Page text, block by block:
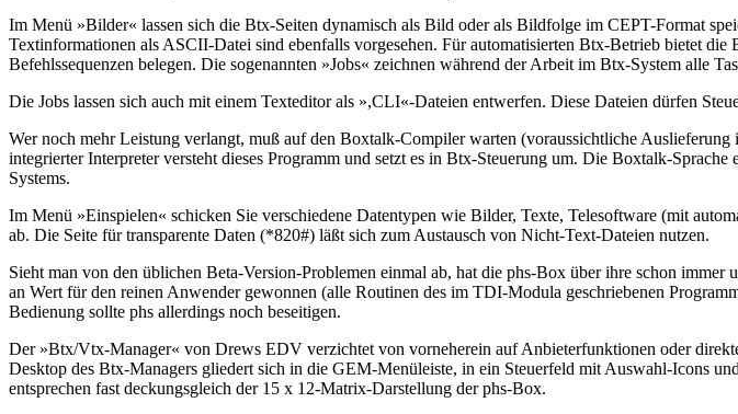
Im Menü »Bilder« lassen sich die Btx-Seiten dynamisch als Bild oder als Bildfolge im CEPT-Format
Textinformationen als ASCII-Datei sind ebenfalls vorgesehen. Für automatisierten Btx-Betrieb bietet
Befehlssequenzen belegen. Die sogenannten »Jobs« zeichnen während der Arbeit im Btx-System alle
Die Jobs lassen sich auch mit einem Texteditor als »,CLI«-Dateien entwerfen. Diese Dateien dürfen
Wer noch mehr Leistung verlangt, muß auf den Boxtalk-Compiler warten (voraussichtliche
integrierter Interpreter versteht dieses Programm und setzt es in Btx-Steuerung um. Die Boxtalk-
Systems.
Im Menü »Einspielen« schicken Sie verschiedene Datentypen wie Bilder, Texte, Telesoftware (mit
ab. Die Seite für transparente Daten (*820#) läßt sich zum Austausch von Nicht-Text-Dateien nutzen.
Sieht man von den üblichen Beta-Version-Problemen einmal ab, hat die phs-Box über ihre schon
an Wert für den reinen Anwender gewonnen (alle Routinen des im TDI-Modula geschriebenen
Bedienung sollte phs allerdings noch beseitigen.
Der »Btx/Vtx-Manager« von Drews EDV verzichtet von vorneherein auf Anbieterfunktionen oder
Desktop des Btx-Managers gliedert sich in die GEM-Menüleiste, in ein Steuerfeld mit Auswahl-Icons
entsprechen fast deckungsgleich der 15 x 12-Matrix-Darstellung der phs-Box.